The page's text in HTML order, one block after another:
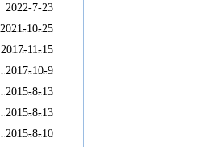
2022-7-23
2021-10-25
2017-11-15
2017-10-9
2015-8-13
2015-8-13
2015-8-10